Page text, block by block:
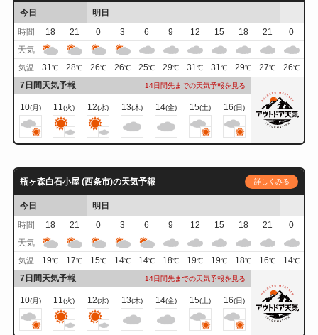
今日
明日
時間
18 21 0 3 6 9 12 15 18 21
0
天気
気温 31℃ 28℃ 26℃ 26℃ 25℃ 29℃ 31℃ 31℃ 29℃ 27℃ 26℃
7日間天気予報 14日間先までの天気予報を見る
10(月) 11(火) 12(水) 13(木) 14(金) 15(土) 16(日)
瓶ヶ森白石小屋 (西条市)の天気予報 詳しくみる
今日
明日
時間
18 21 0 3 6 9 12 15 18 21
0
天気
気温 19℃ 17℃ 15℃ 14℃ 14℃ 18℃ 19℃ 19℃ 18℃ 16℃ 14℃
7日間天気予報 14日間先までの天気予報を見る
10(月) 11(火) 12(水) 13(木) 14(金) 15(土) 16(日)